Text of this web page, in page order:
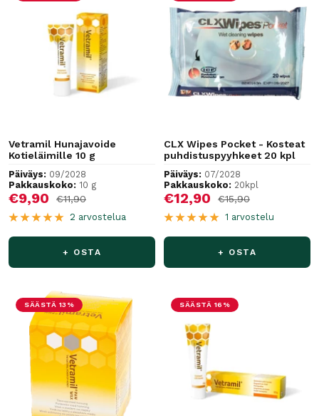
Vetramil Hunajavoide
Kotieläimille 10 g
Päiväys: 09/2028
Pakkauskoko: 10 g
Alennushinta
€9,90 Normaalihinta
€11,90
2 arvostelua
+ OSTA
CLX Wipes Pocket - Kosteat
puhdistuspyyhkeet 20 kpl
Päiväys: 07/2028
Pakkauskoko: 20kpl
Alennushinta
€12,90 Normaalihinta
€15,90
1 arvostelu
+ OSTA
SÄÄSTÄ 13% SÄÄSTÄ 16%